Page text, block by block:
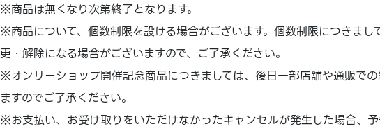
※商品は無くなり次第終了となります。
※商品について、個数制限を設ける場合がございます。個数制限につきまし
更・解除になる場合がございますので、ご了承ください。
※オンリーショップ開催記念商品につきましては、後日一部店舗や通販で
ますのでご了承ください。
※お支払い、お受け取りをいただけなかったキャンセルが発生した場合、